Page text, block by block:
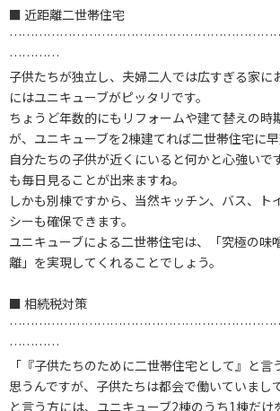
■ 近距離二世帯住宅
…………
子供たちが独立し、夫婦二人では広すぎる家に
にはユニキューブがピッタリです。
ちょうど年数的にもリフォームや建て替えの時
が、ユニキューブを2棟建てれば二世帯住宅に早
自分たちの子供が近くにいると何かと心強いで
も毎日見ることが出来ますね。
しかも別棟ですから、当然キッチン、バス、ト
シーも確保できます。
ユニキューブによる二世帯住宅は、「究極の味
離」を実現してくれることでしょう。
■ 相続税対策
…………
「『子供たちのために二世帯住宅として』と言
思うんですが、子供たちは都会で働いていまし
と言う方には、ユニキューブ2棟のうち1棟だけ